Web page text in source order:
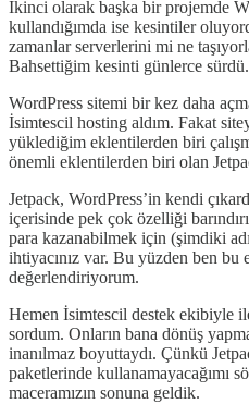
İkinci olarak başka bir projemde
kullandığımda ise kesintiler
zamanlar serverlerini mi ne
Bahsettiğim kesinti günlerce sürdü.
WordPress sitemi bir kez daha
İsimtescil hosting aldım. Fakat
yüklediğim eklentilerden biri
önemli eklentilerden biri olan
Jetpack, WordPress’in kendi
içerisinde pek çok özelliği
para kazanabilmek için (şimdiki
ihtiyacınız var. Bu yüzden ben
değerlendiriyorum.
Hemen İsimtescil destek ekibiyle
sordum. Onların bana dönüş
inanılmaz boyuttaydı. Çünkü
paketlerinde kullanamayacağımı
maceramızın sonuna geldik.